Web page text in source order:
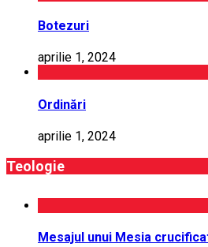
Botezuri
aprilie 1, 2024
Ordinări
aprilie 1, 2024
Teologie
Mesajul unui Mesia